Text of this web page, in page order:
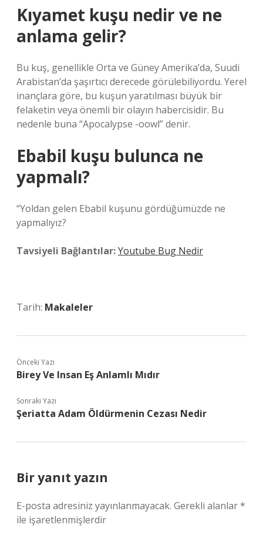
Kıyamet kuşu nedir ve ne
anlama gelir?
Bu kuş, genellikle Orta ve Güney Amerika’da, Suudi
Arabistan’da şaşırtıcı derecede görülebiliyordu. Yerel
inançlara göre, bu kuşun yaratılması büyük bir
felaketin veya önemli bir olayın habercisidir. Bu
nedenle buna “Apocalypse -oowl” denir.
Ebabil kuşu bulunca ne
yapmalı?
“Yoldan gelen Ebabil kuşunu gördüğümüzde ne
yapmalıyız?
Tavsiyeli Bağlantılar:Youtube Bug Nedir
Tarih: Makaleler
Önceki Yazı
Birey Ve Insan Eş Anlamlı Mıdır
Sonraki Yazı
Şeriatta Adam Öldürmenin Cezası Nedir
Bir yanıt yazın
E-posta adresiniz yayınlanmayacak. Gerekli alanlar*
ile işaretlenmişlerdir